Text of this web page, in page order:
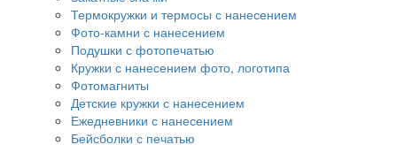
Термокружки и термосы с нанесением
Фото-камни с нанесением
Подушки с фотопечатью
Кружки с нанесением фото, логотипа
Фотомагниты
Детские кружки с нанесением
Ежедневники с нанесением
Бейсболки с печатью